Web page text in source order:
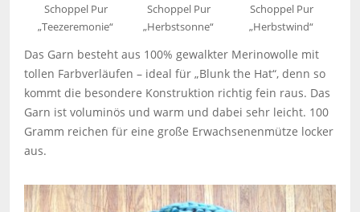
Schoppel Pur
„Teezeremonie“
Schoppel Pur
„Herbstsonne“
Schoppel Pur
„Herbstwind“
Das Garn besteht aus 100% gewalkter Merinowolle mit
tollen Farbverläufen – ideal für „Blunk the Hat“, denn so
kommt die besondere Konstruktion richtig fein raus. Das
Garn ist voluminös und warm und dabei sehr leicht. 100
Gramm reichen für eine große Erwachsenenmütze locker
aus.